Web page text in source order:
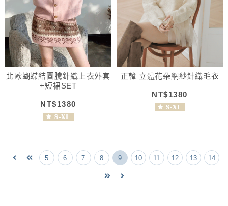
北歐蝴蝶結圖騰針織上衣外套
+短裙SET
NT$1380
正韓 立體花朵網紗針織毛衣
NT$1380
5 6 7 8 9 10 11 12 13 14